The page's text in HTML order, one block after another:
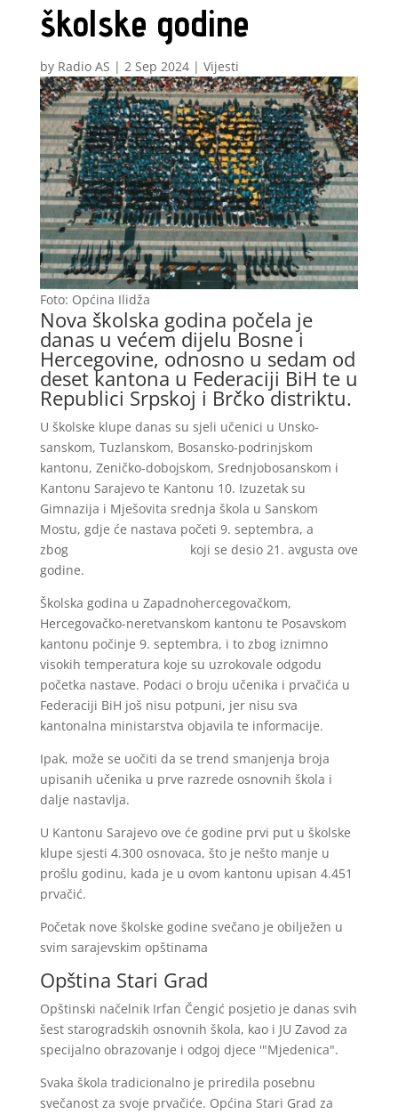
školske godine
by Radio AS | 2 Sep 2024| Vijesti
Foto: Općina Ilidža
Nova školska godina počela je
danas u većem dijelu Bosne i
Hercegovine, odnosno u sedam od
deset kantona u Federaciji BiH te u
Republici Srpskoj i Brčko distriktu.
U školske klupe danas su sjeli učenici u Unsko-
sanskom, Tuzlanskom, Bosansko-podrinjskom
kantonu, Zeničko-dobojskom, Srednjobosanskom i
Kantonu Sarajevo te Kantonu 10. Izuzetak su
Gimnazija i Mješovita srednja škola u Sanskom
Mostu, gdje će nastava početi 9. septembra, a
zbog
koji se desio 21. avgusta ove
godine.
Školska godina u Zapadnohercegovačkom,
Hercegovačko-neretvanskom kantonu te Posavskom
kantonu počinje 9. septembra, i to zbog iznimno
visokih temperatura koje su uzrokovale odgodu
početka nastave. Podaci o broju učenika i prvačića u
Federaciji BiH još nisu potpuni, jer nisu sva
kantonalna ministarstva objavila te informacije.
Ipak, može se uočiti da se trend smanjenja broja
upisanih učenika u prve razrede osnovnih škola i
dalje nastavlja.
U Kantonu Sarajevo ove će godine prvi put u školske
klupe sjesti 4.300 osnovaca, što je nešto manje u
prošlu godinu, kada je u ovom kantonu upisan 4.451
prvačić.
Početak nove školske godine svečano je obilježen u
svim sarajevskim opštinama
Opština Stari Grad
Opštinski načelnik Irfan Čengić posjetio je danas svih
šest starogradskih osnovnih škola, kao i JU Zavod za
specijalno obrazovanje i odgoj djece '"Mjedenica".
Svaka škola tradicionalno je priredila posebnu
svečanost za svoje prvačiće. Općina Stari Grad za